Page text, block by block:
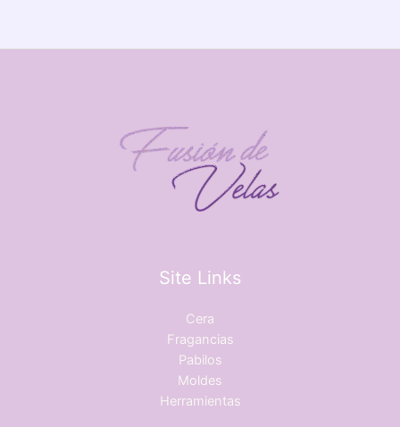
Site Links
Cera
Fragancias
Pabilos
Moldes
Herramientas